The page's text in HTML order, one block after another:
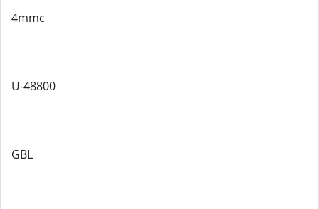
4mmc
U-48800
GBL